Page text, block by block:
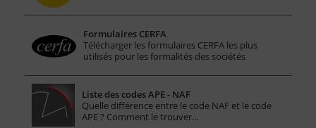
Formulaires CERFA
Télécharger les formulaires CERFA les plus
utilisés pour les formalités des sociétés
Liste des codes APE - NAF
Quelle différence entre le code NAF et le code
APE ? Comment le trouver…